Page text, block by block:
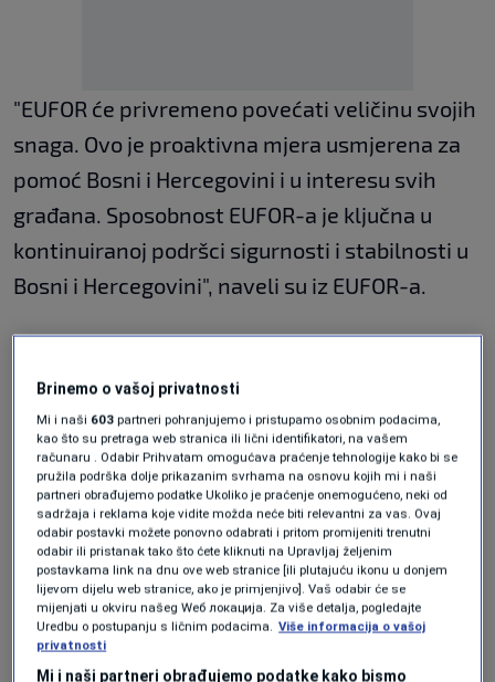
"EUFOR će privremeno povećati veličinu svojih
snaga. Ovo je proaktivna mjera usmjerena za
pomoć Bosni i Hercegovini i u interesu svih
građana. Sposobnost EUFOR-a je ključna u
kontinuiranoj podršci sigurnosti i stabilnosti u
Bosni i Hercegovini", naveli su iz EUFOR-a.
primijetiti pojačano prisustvo EUFOR-a.
"Uvjeravamo građane Bosne i Hercegovine da
je ovo prisustvo, kao i sve aktivnosti EUFOR-a,
u direktnoj vezi sa zadatkom pružanja podrške
vlastima Bosne i Hercegovine i u održavanju
stabilnosti i sigurnosti. EUFOR ostaje
nepristrasna, multinacionalna i snažna snaga,
sa potrebnim vojnim resursima za podršku
Brinemo o vašoj privatnosti
Mi i naši 603 partneri pohranjujemo i pristupamo osobnim podacima,
kao što su pretraga web stranica ili lični identifikatori, na vašem
računaru . Odabir Prihvatam omogućava praćenje tehnologije kako bi se
pružila podrška dolje prikazanim svrhama na osnovu kojih mi i naši
partneri obrađujemo podatke Ukoliko je praćenje onemogućeno, neki od
sadržaja i reklama koje vidite možda neće biti relevantni za vas. Ovaj
odabir postavki možete ponovno odabrati i pritom promijeniti trenutni
odabir ili pristanak tako što ćete kliknuti na Upravljaj željenim
postavkama link na dnu ove web stranice [ili plutajuću ikonu u donjem
lijevom dijelu web stranice, ako je primjenjivo]. Vaš odabir će se
mijenjati u okviru našeg Wеб локација. Za više detalja, pogledajte
Uredbu o postupanju s ličnim podacima. Više informacija o vašoj
privatnosti
Mi i naši partneri obrađujemo podatke kako bismo